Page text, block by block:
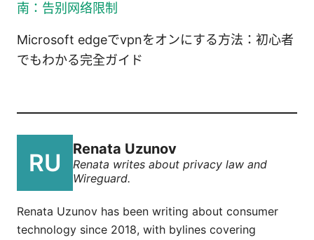
南：告别网络限制
Microsoft edgeでvpnをオンにする方法：初心者
でもわかる完全ガイド
Renata Uzunov
Renata writes about privacy law and
Wireguard.
Renata Uzunov has been writing about consumer
technology since 2018, with bylines covering